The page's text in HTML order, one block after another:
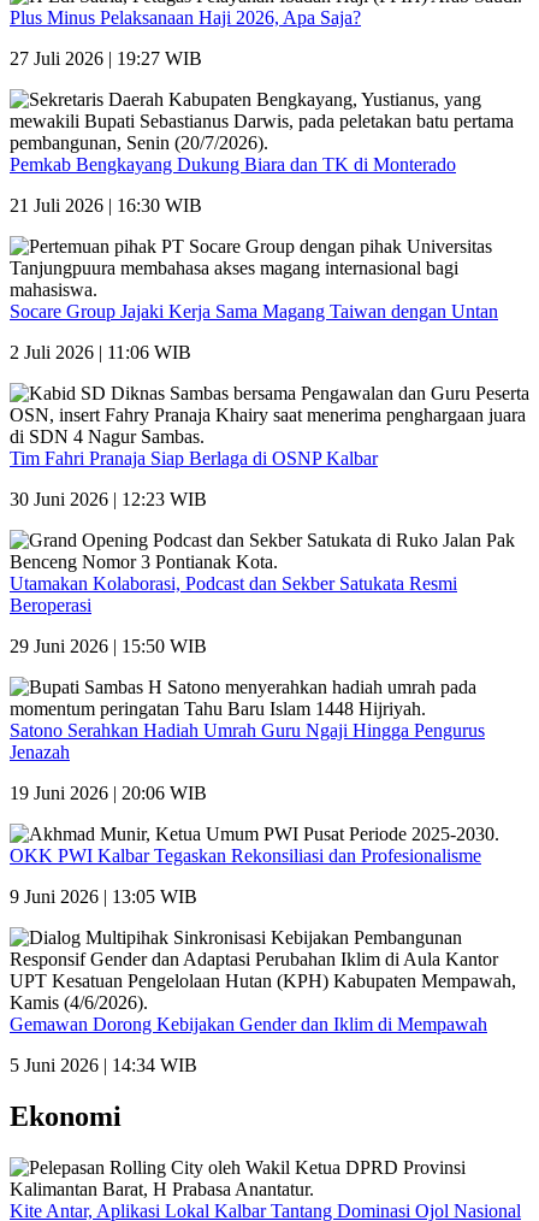
Plus Minus Pelaksanaan Haji 2026, Apa Saja?
27 Juli 2026 | 19:27 WIB
Pemkab Bengkayang Dukung Biara dan TK di Monterado
21 Juli 2026 | 16:30 WIB
Socare Group Jajaki Kerja Sama Magang Taiwan dengan Untan
2 Juli 2026 | 11:06 WIB
Tim Fahri Pranaja Siap Berlaga di OSNP Kalbar
30 Juni 2026 | 12:23 WIB
Utamakan Kolaborasi, Podcast dan Sekber Satukata Resmi
Beroperasi
29 Juni 2026 | 15:50 WIB
Satono Serahkan Hadiah Umrah Guru Ngaji Hingga Pengurus
Jenazah
19 Juni 2026 | 20:06 WIB
OKK PWI Kalbar Tegaskan Rekonsiliasi dan Profesionalisme
9 Juni 2026 | 13:05 WIB
Gemawan Dorong Kebijakan Gender dan Iklim di Mempawah
5 Juni 2026 | 14:34 WIB
Ekonomi
Kite Antar, Aplikasi Lokal Kalbar Tantang Dominasi Ojol Nasional